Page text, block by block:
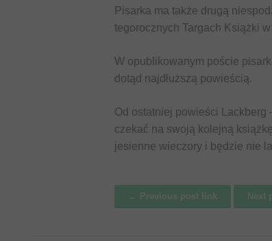
Pisarka ma także drugą
tegorocznych Targach Książki
W opublikowanym poście
dotąd najdłuższą powieścią.
Od ostatniej powieści Lackberg
czekać na swoją kolejną
jesienne wieczory i będzie nie
Post navigation← Previous post link Next